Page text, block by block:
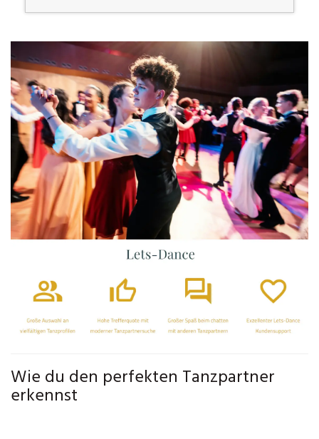
Wie du den perfekten Tanzpartner
erkennst